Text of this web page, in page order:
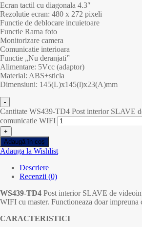
Ecran tactil cu diagonala 4.3″
Rezolutie ecran: 480 x 272 pixeli
Functie de deblocare incuietoare
Functie Rama foto
Monitorizare camera
Comunicatie interioara
Functie „Nu deranjati”
Alimentare: 5Vcc (adaptor)
Material: ABS+sticla
Dimensiuni: 145(L)x145(l)x23(A)mm
-
Cantitate WS439-TD4 Post interior SLAVE
comunicatie WIFI
+
Adaugă în coș
Adauga la Wishlist
Descriere
Recenzii (0)
WS439-TD4 Post interior SLAVE de
WIFI cu master. Functioneaza doar
CARACTERISTICI